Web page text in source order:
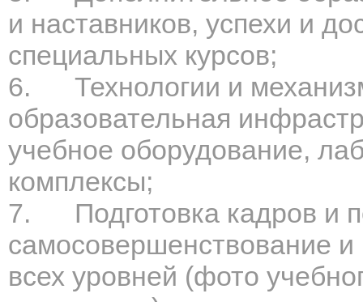
и наставников, успехи и
специальных курсов;
6.
Технологии и
образовательная
учебное оборудование,
комплексы;
7.
Подготовка кадров
самосовершенствование и
всех уровней (фото